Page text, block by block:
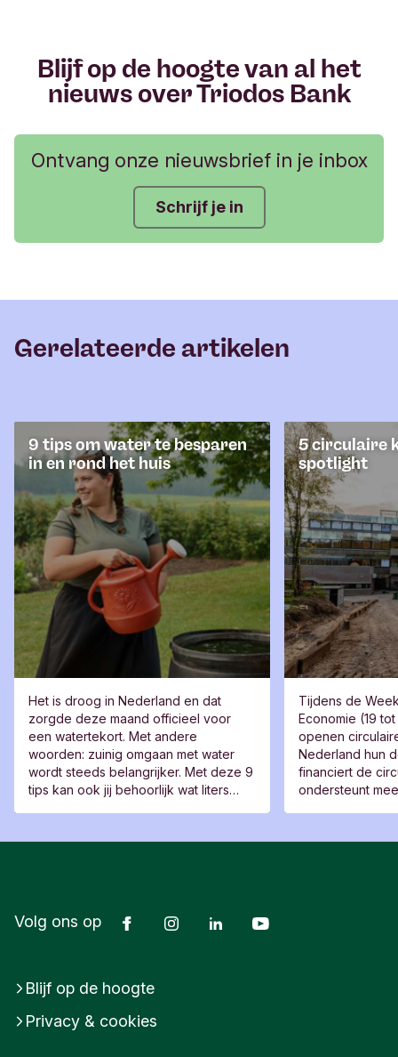
Blijf op de hoogte van al het
nieuws over Triodos Bank
Ontvang onze nieuwsbrief in je inbox
Schrijf je in
Gerelateerde artikelen
9 tips om water te besparen
in en rond het huis
Het is droog in Nederland en dat
zorgde deze maand officieel voor
een watertekort. Met andere
woorden: zuinig omgaan met water
wordt steeds belangrijker. Met deze 9
tips kan ook jij behoorlijk wat liters
5 circulaire
spotlight
Tijdens de
Economie (19
openen
Nederland hun
financiert de
ondersteunt
Volg ons op FacebookInstagramLinkedIn
Blijf op de hoogte
Privacy & cookies